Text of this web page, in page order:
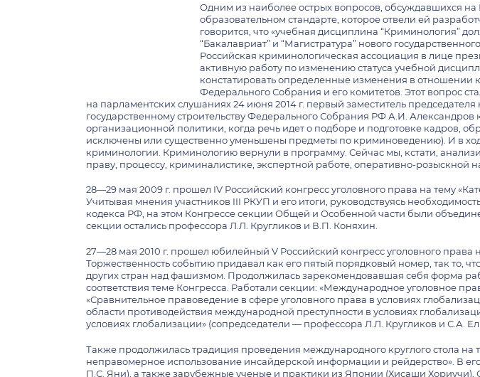
Одним из наиболее острых вопросов, обсуждавшихся
образовательном стандарте, которое отвели ей
говорится, что «учебная дисциплина “Криминология”
“Бакалавриат” и “Магистратура” нового
Российская криминологическая ассоциация в лице
активную работу по изменению статуса учебной
констатировать определенные изменения в отношении
Федерального Собрания и его комитетов. Этот вопрос
на парламентских слушаниях 24 июня 2014 г. первый заместитель
государственному строительству Федерального Собрания РФ А.И.
организационной политики, когда речь идет о подборе и подготовке кадров,
исключены или существенно уменьшены предметы по криминоведению). И в
криминологии. Криминологию вернули в программу. Сейчас мы, кстати,
праву, процессу, криминалистике, экспертной работе, оперативно-розыскной
28—29 мая 2009 г. прошел IV Российский конгресс уголовного права на тему
Учитывая мнения участников III РКУП и его итоги, руководствуясь
кодекса РФ, на этом Конгрессе секции Общей и Особенной части были
секции остались профессора Л.Л. Кругликов и В.П. Коняхин.
27—28 мая 2010 г. прошел юбилейный V Российский конгресс уголовного
Торжественность событию придавал как его пятый порядковый номер, так то,
других стран над фашизмом. Продолжилась зарекомендовавшая себя форма
соответствия теме Конгресса. Работали секции: «Международное уголовное
«Сравнительное правоведение в сфере уголовного права в условиях
области противодействия международной преступности в условиях
условиях глобализации» (сопредседатели — профессора Л.Л. Кругликов и С.А.
Также продолжилась традиция проведения международного круглого стола
неправомерное использование инсайдерской информации и рейдерство». В
П.С. Яни), а также зарубежные ученые и практики из Японии (Хисаши